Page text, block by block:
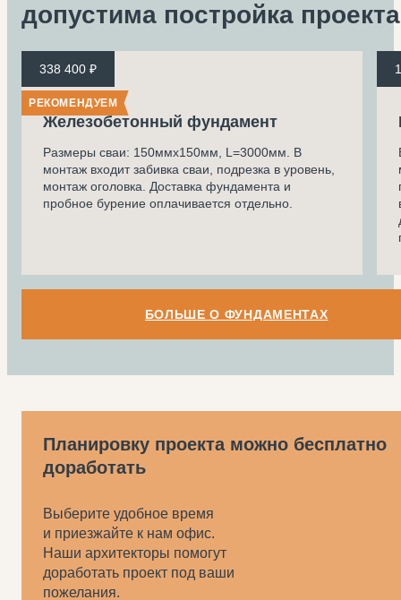
допустима постройка проекта
Железобетонный фундамент
Размеры сваи: 150ммх150мм, L=3000мм. В
монтаж входит забивка сваи, подрезка в уровень,
монтаж оголовка. Доставка фундамента и
пробное бурение оплачивается отдельно.
338 400 ₽
РЕКОМЕНДУЕМ
БОЛЬШЕ О ФУНДАМЕНТАХ
Планировку проекта можно бесплатно
доработать
Выберите удобное время
и приезжайте к нам офис.
Наши архитекторы помогут
доработать проект под ваши
пожелания.